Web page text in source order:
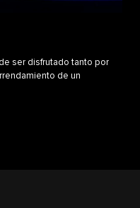
ser disfrutado tanto por
de un